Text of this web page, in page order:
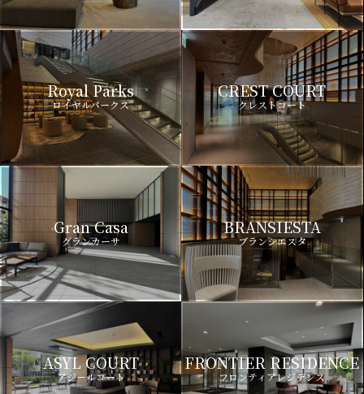
Royal Parks
ロイヤルパークス
CREST COURT
クレストコート
Gran Casa
グランカーサ
BRANSIESTA
ブランシエスタ
ASYL COURT
アジールコート
FRONTIER RESIDENCE
フロンティアレジデンス